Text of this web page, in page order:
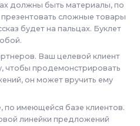
должны быть материалы, по
сложные товары
будет на пальцах. Буклет
Ваш целевой клиент
чтобы продемонстрировать
он может вручить ему
по имеющейся базе клиентов.
линейки предложений